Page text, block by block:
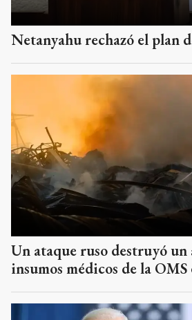
Netanyahu rechazó el plan
Un ataque ruso destruyó un
insumos médicos de la